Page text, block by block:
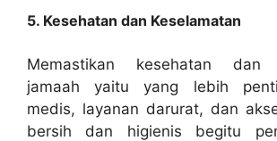
5. Kesehatan dan Keselamatan
Memastikan kesehatan dan
jamaah yaitu yang lebih
medis, layanan darurat, dan
bersih dan higienis begitu